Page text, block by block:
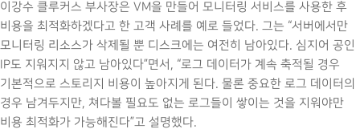
이강수 클루커스 부사장은 VM을 만들어 모니터링 서비스를 사용한 후
비용을 최적화하겠다고 한 고객 사례를 예로 들었다. 그는 “서버에서만
모니터링 리소스가 삭제될 뿐 디스크에는 여전히 남아있다. 심지어 공인
IP도 지워지지 않고 남아있다”면서, “로그 데이터가 계속 축적될 경우
기본적으로 스토리지 비용이 높아지게 된다. 물론 중요한 로그 데이터의
경우 남겨두지만, 쳐다볼 필요도 없는 로그들이 쌓이는 것을 지워야만
비용 최적화가 가능해진다”고 설명했다.